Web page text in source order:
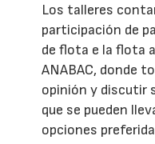
Los talleres
participación de
de flota e la flota
ANABAC, donde
opinión y discutir
que se pueden
opciones